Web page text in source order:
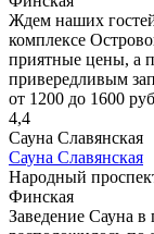
Ждем наших
комплексе
приятные цены, а
привередливым
от 1200 до 1600
4,4
Сауна Славянская
Сауна Славянская
Народный
Финская
Заведение Сауна в